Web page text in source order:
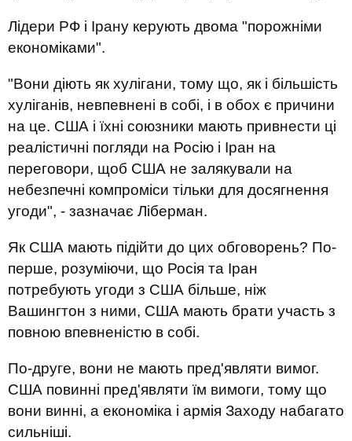
Лідери РФ і Ірану керують двома "порожніми
економіками".
"Вони діють як хулігани, тому що, як і більшість
хуліганів, невпевнені в собі, і в обох є причини
на це. США і їхні союзники мають привнести ці
реалістичні погляди на Росію і Іран на
переговори, щоб США не залякували на
небезпечні компроміси тільки для досягнення
угоди", - зазначає Ліберман.
Як США мають підійти до цих обговорень? По-
перше, розуміючи, що Росія та Іран
потребують угоди з США більше, ніж
Вашингтон з ними, США мають брати участь з
повною впевненістю в собі.
По-друге, вони не мають пред'являти вимог.
США повинні пред'являти їм вимоги, тому що
вони винні, а економіка і армія Заходу набагато
сильніші.